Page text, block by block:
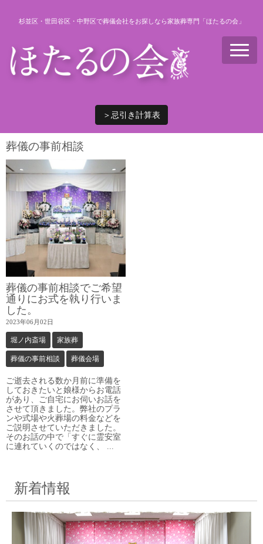
杉並区・世田谷区・中野区で葬儀会社をお探しなら家族葬専門「ほたるの会」
N
a
v
n
＞忌引き計算表
葬儀の事前相談
葬儀の事前相談でご希望
通りにお式を執り行いま
した。
2023年06月02日
堀ノ内斎場 家族葬
葬儀の事前相談 葬儀会場
ご逝去される数か月前に準備を
しておきたいと娘様からお電話
があり、ご自宅にお伺いお話を
させて頂きました。弊社のプラ
ンや式場や火葬場の料金などを
ご説明させていただきました。
そのお話の中で「すぐに霊安室
に連れていくのではなく、 ...
新着情報